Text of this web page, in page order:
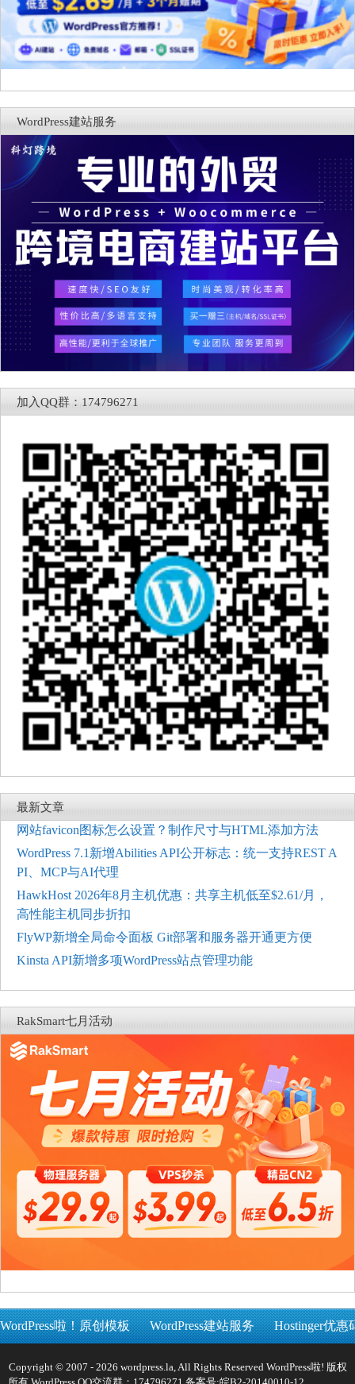
WordPress建站服务
加入QQ群：174796271
最新文章
网站favicon图标怎么设置？制作尺寸与HTML添加方法
WordPress 7.1新增Abilities API公开标志：统一支持REST A
PI、MCP与AI代理
HawkHost 2026年8月主机优惠：共享主机低至$2.61/月，
高性能主机同步折扣
FlyWP新增全局命令面板 Git部署和服务器开通更方便
Kinsta API新增多项WordPress站点管理功能
RakSmart七月活动
WordPress啦！原创模板 WordPress建站服务 Hostinger优惠
Copyright © 2007 - 2026 wordpress.la, All Rights Reserved WordPress啦! 版权